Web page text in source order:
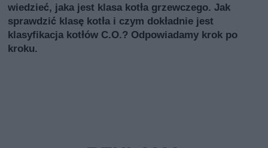
wiedzieć, jaka jest klasa kotła grzewczego. Jak
sprawdzić klasę kotła i czym dokładnie jest
klasyfikacja kotłów C.O.? Odpowiadamy krok po
kroku.